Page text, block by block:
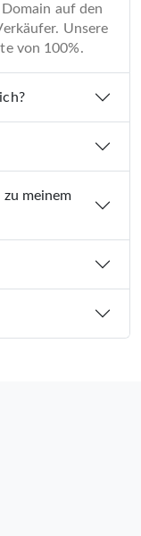
auf den
Unsere
von 100%.
meinem